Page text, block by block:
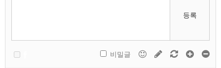
등록
비밀글